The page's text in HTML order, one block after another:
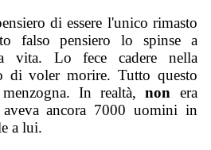
di essere l'unico rimasto
falso pensiero lo spinse a
vita. Lo fece cadere nella
di voler morire. Tutto questo
menzogna. In realtà,non era
ancora 7000 uomini in
a lui.